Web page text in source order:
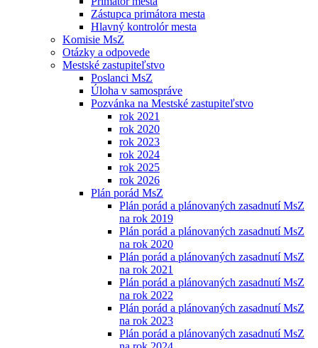
Zástupca primátora mesta
Hlavný kontrolór mesta
Komisie MsZ
Otázky a odpovede
Mestské zastupiteľstvo
Poslanci MsZ
Úloha v samospráve
Pozvánka na Mestské zastupiteľstvo
rok 2021
rok 2020
rok 2023
rok 2024
rok 2025
rok 2026
Plán porád MsZ
Plán porád a plánovaných zasadnutí MsZ
na rok 2019
Plán porád a plánovaných zasadnutí MsZ
na rok 2020
Plán porád a plánovaných zasadnutí MsZ
na rok 2021
Plán porád a plánovaných zasadnutí MsZ
na rok 2022
Plán porád a plánovaných zasadnutí MsZ
na rok 2023
Plán porád a plánovaných zasadnutí MsZ